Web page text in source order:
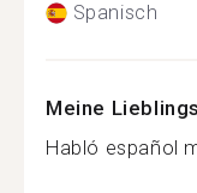
Spanisch
Meine
Habló español